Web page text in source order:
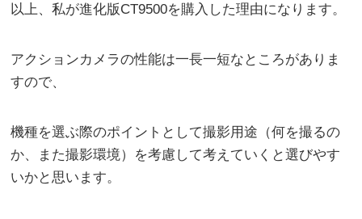
以上、私が進化版CT9500を購入した理由になります。
アクションカメラの性能は一長一短なところがありま
すので、
機種を選ぶ際のポイントとして撮影用途（何を撮るの
か、また撮影環境）を考慮して考えていくと選びやす
いかと思います。